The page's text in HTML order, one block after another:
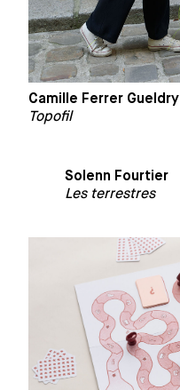
Camille Ferrer Gueldry
Topofil
Solenn Fourtier
Les terrestres